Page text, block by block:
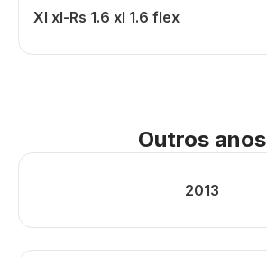
Xl xl-Rs 1.6 xl 1.6 flex
Outros anos
2013